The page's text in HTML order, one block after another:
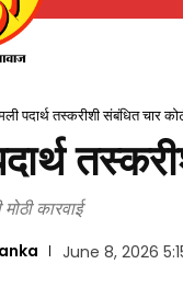
पदार्थ तस्करीशी संबंधित चार
कारवाई
June 8, 2026